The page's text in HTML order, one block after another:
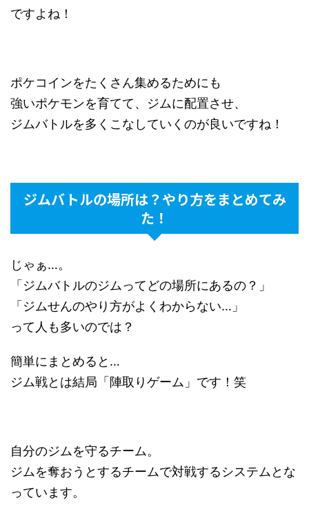
ですよね！
ポケコインをたくさん集めるためにも
強いポケモンを育てて、ジムに配置させ、
ジムバトルを多くこなしていくのが良いですね！
ジムバトルの場所は？やり方をまとめてみ
た！
じゃぁ…。
「ジムバトルのジムってどの場所にあるの？」
「ジムせんのやり方がよくわからない…」
って人も多いのでは？
簡単にまとめると…
ジム戦とは結局「陣取りゲーム」です！笑
自分のジムを守るチーム。
ジムを奪おうとするチームで対戦するシステムとな
っています。